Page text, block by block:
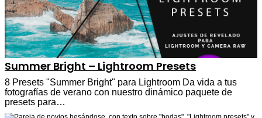
Summer Bright – Lightroom Presets
8 Presets "Summer Bright" para Lightroom Da vida a tus
fotografías de verano con nuestro dinámico paquete de
presets para…